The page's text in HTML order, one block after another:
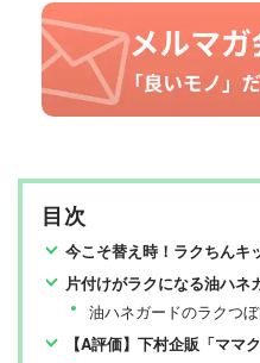
目次
今こそ替え時！ラクちんキ
片付けがラクになる油ハネ
油ハネガードのラクつ
【A評価】下村企販「ママ